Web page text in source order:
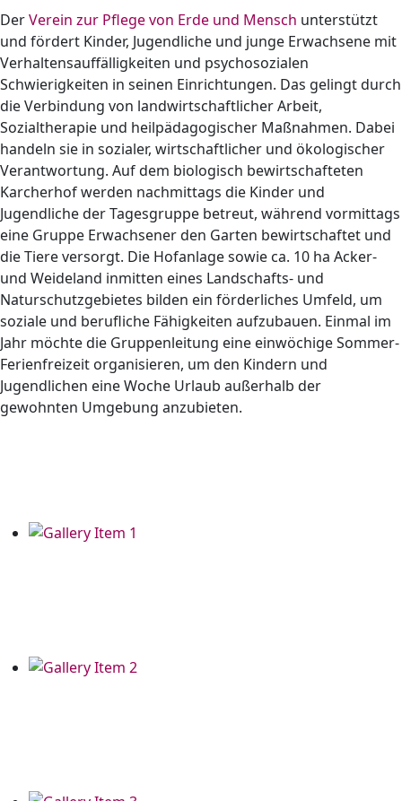
DerVerein zur Pflege von Erde und Mensch unterstützt
und fördert Kinder, Jugendliche und junge Erwachsene mit
Verhaltensauffälligkeiten und psychosozialen
Schwierigkeiten in seinen Einrichtungen. Das gelingt durch
die Verbindung von landwirtschaftlicher Arbeit,
Sozialtherapie und heilpädagogischer Maßnahmen. Dabei
handeln sie in sozialer, wirtschaftlicher und ökologischer
Verantwortung. Auf dem biologisch bewirtschafteten
Karcherhof werden nachmittags die Kinder und
Jugendliche der Tagesgruppe betreut, während vormittags
eine Gruppe Erwachsener den Garten bewirtschaftet und
die Tiere versorgt. Die Hofanlage sowie ca. 10 ha Acker-
und Weideland inmitten eines Landschafts- und
Naturschutzgebietes bilden ein förderliches Umfeld, um
soziale und berufliche Fähigkeiten aufzubauen. Einmal im
Jahr möchte die Gruppenleitung eine einwöchige Sommer-
Ferienfreizeit organisieren, um den Kindern und
Jugendlichen eine Woche Urlaub außerhalb der
gewohnten Umgebung anzubieten.